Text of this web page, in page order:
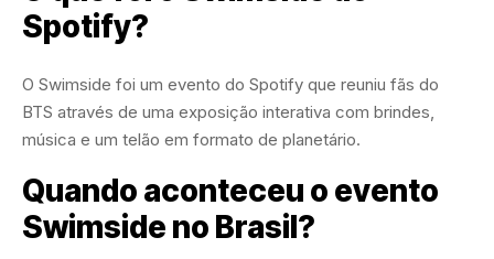
Spotify?
O Swimside foi um evento do Spotify que reuniu fãs do
BTS através de uma exposição interativa com brindes,
música e um telão em formato de planetário.
Quando aconteceu o evento
Swimside no Brasil?